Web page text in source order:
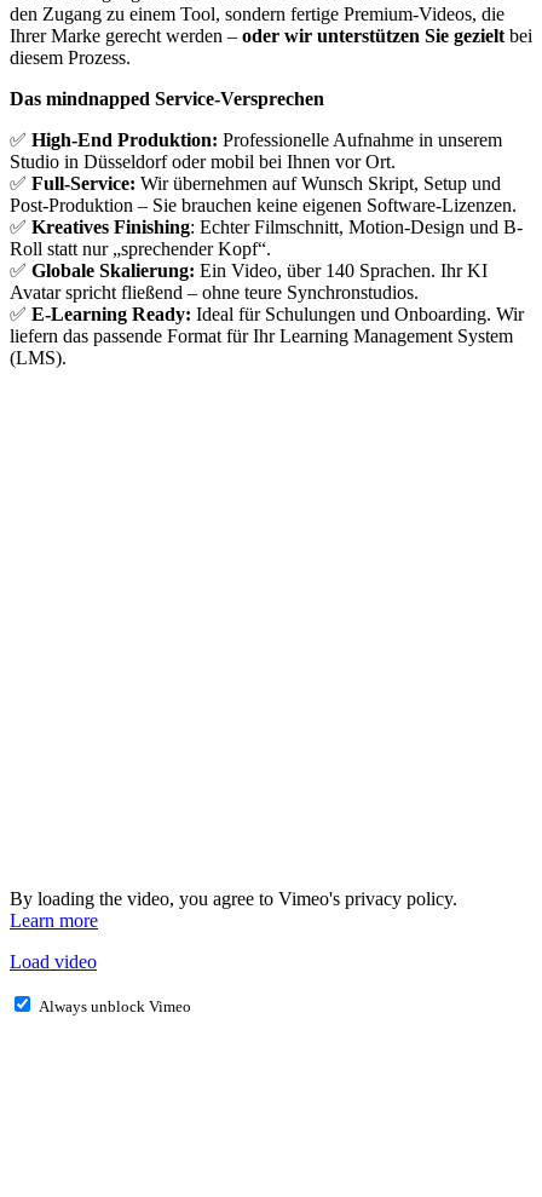
den Zugang zu einem Tool, sondern fertige Premium-Videos, die
Ihrer Marke gerecht werden – oder wir unterstützen Sie gezieltbei
diesem Prozess.
Das mindnapped Service-Versprechen
✅ High-End Produktion: Professionelle Aufnahme in unserem
Studio in Düsseldorf oder mobil bei Ihnen vor Ort.
✅ Full-Service: Wir übernehmen auf Wunsch Skript, Setup und
Post-Produktion – Sie brauchen keine eigenen Software-Lizenzen.
✅ Kreatives Finishing: Echter Filmschnitt, Motion-Design und B-
Roll statt nur „sprechender Kopf“.
✅ Globale Skalierung: Ein Video, über 140 Sprachen. Ihr KI
Avatar spricht fließend – ohne teure Synchronstudios.
✅ E-Learning Ready: Ideal für Schulungen und Onboarding. Wir
liefern das passende Format für Ihr Learning Management System
(LMS).
By loading the video, you agree to Vimeo's privacy policy.
Learn more
Load video
Always unblock Vimeo